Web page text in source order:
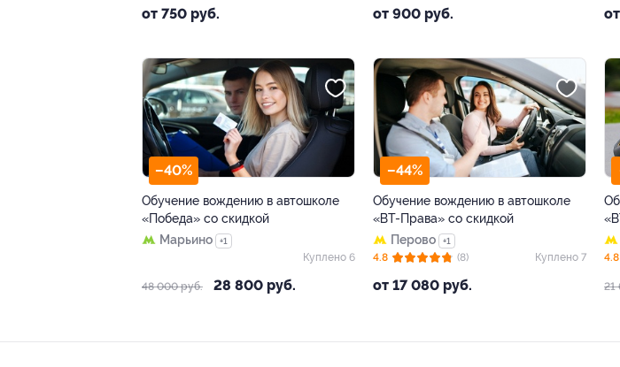
от 750 руб. от 900 руб.
–40%
Обучение вождению в автошколе
«Победа» со скидкой
Марьино
+1
48 000 руб. 28 800 руб.
Куплено 6
–44%
Обучение вождению в автошколе
«ВТ-Права» со скидкой
Перово
+1
от 17 080 руб.
4.8 (8) Куплено 7
21
4.8